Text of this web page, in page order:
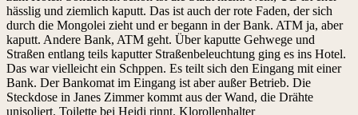
hässlig und ziemlich kaputt. Das ist auch der rote Faden, der sich
durch die Mongolei zieht und er begann in der Bank. ATM ja, aber
kaputt. Andere Bank, ATM geht. Über kaputte Gehwege und
Straßen entlang teils kaputter Straßenbeleuchtung ging es ins Hotel.
Das war vielleicht ein Schppen. Es teilt sich den Eingang mit einer
Bank. Der Bankomat im Eingang ist aber außer Betrieb. Die
Steckdose in Janes Zimmer kommt aus der Wand, die Drähte
unisoliert. Toilette bei Heidi rinnt. Klorollenhalter